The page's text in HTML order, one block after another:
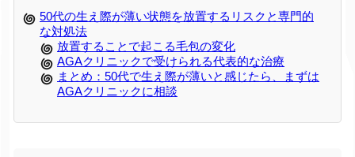
50代の生え際が薄い状態を放置するリスクと専門的
な対処法
放置することで起こる毛包の変化
AGAクリニックで受けられる代表的な治療
まとめ：50代で生え際が薄いと感じたら、まずは
AGAクリニックに相談